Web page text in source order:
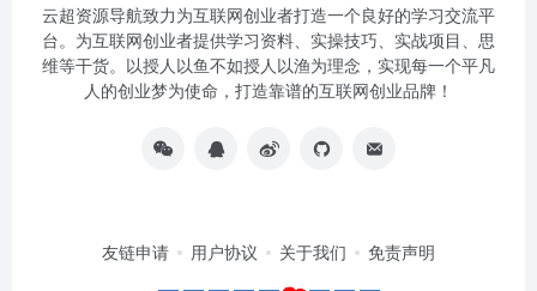
云超资源导航致力为互联网创业者打造一个良好的学习交流平
台。为互联网创业者提供学习资料、实操技巧、实战项目、思
维等干货。以授人以鱼不如授人以渔为理念，实现每一个平凡
人的创业梦为使命，打造靠谱的互联网创业品牌！
友链申请 用户协议 关于我们 免责声明